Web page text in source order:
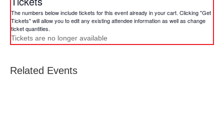
The numbers below include tickets for this event already in your cart. Clicking "Get
Tickets" will allow you to edit any existing attendee information as well as change
ticket quantities.
Tickets are no longer available
Related Events